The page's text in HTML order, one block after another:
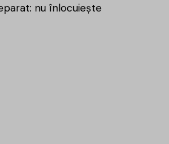
nu înlocuiește